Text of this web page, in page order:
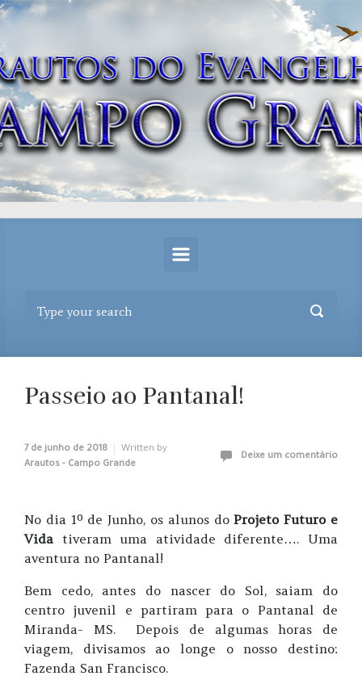
Skip to main content
Passeio ao Pantanal!
7 de junho de 2018
Written by
Arautos - Campo Grande
Deixe um comentário
No dia 1º de Junho, os alunos doProjeto Futuro e
Vida tiveram uma atividade diferente…. Uma
aventura no Pantanal!
Bem cedo, antes do nascer do Sol, saiam do
centro juvenil e partiram para o Pantanal de
Miranda- MS. Depois de algumas horas de
viagem, divisamos ao longe o nosso destino:
Fazenda San Francisco.